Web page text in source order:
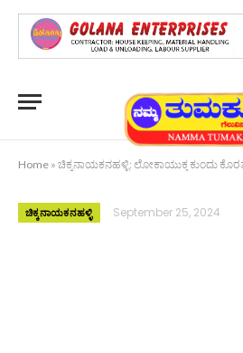
Home » ಚಿಕ್ಕನಾಯಕನಹಳ್ಳಿ: ಲೋಕಾಯುಕ್ತ ಕುಂದು
ಚಿಕ್ಕನಾಯಕನಹಳ್ಳಿ September 25, 2024